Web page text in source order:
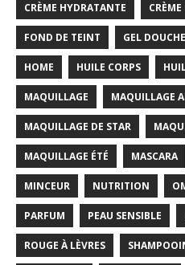
CRÈME HYDRATANTE
FOND DE TEINT GEL DOUCHE
HOME HUILE CORPS
MAQUILLAGE MAQUILLAGE
MAQUILLAGE DE STAR
MAQUILLAGE ÉTÉ MASCARA
MINCEUR NUTRITION
PARFUM PEAU SENSIBLE
ROUGE À LÈVRES